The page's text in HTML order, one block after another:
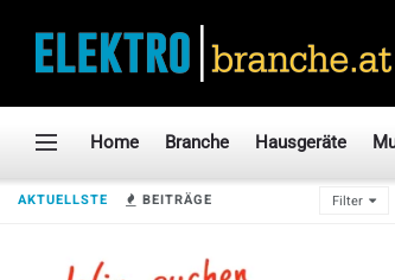
AKTUELLSTE BEITRÄGE Filter
Home Branche Hausgeräte